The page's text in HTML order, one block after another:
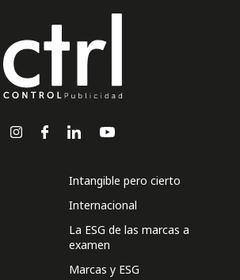
Intangible pero cierto
Internacional
La ESG de las marcas a
examen
Marcas y ESG